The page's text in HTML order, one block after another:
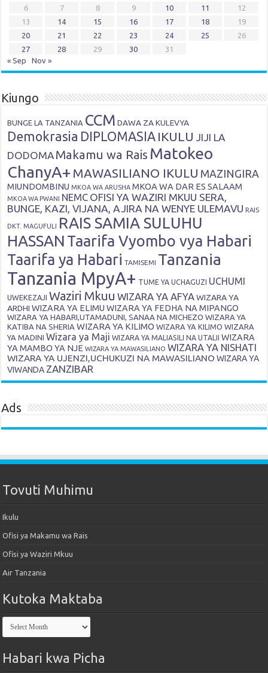
6
7 8 9 10 11
12
13
14 15 16 17 18
19
20
21 22 23 24 25
26
27
28 29 30
31
« Sep
Nov »
Kiungo
BUNGE LA TANZANIA CCM DAWA ZA KULEVYA
Demokrasia DIPLOMASIA IKULU JIJI LA
DODOMA Makamu wa Rais Matokeo
ChanyA+ MAWASILIANO IKULU MAZINGIRA
MIUNDOMBINU MKOA WA ARUSHA MKOA WA DAR ES SALAAM
MKOA WA PWANI NEMC OFISI YA WAZIRI MKUU SERA,
BUNGE, KAZI, VIJANA, AJIRA NA WENYE ULEMAVU RAIS
DKT. MAGUFULI RAIS SAMIA SULUHU
HASSAN Taarifa Vyombo vya Habari
Taarifa ya Habari TAMISEMI Tanzania
Tanzania MpyA+ TUME YA UCHAGUZI UCHUMI
UWEKEZAJI Waziri Mkuu WIZARA YA AFYA WIZARA YA
ARDHI WIZARA YA ELIMU WIZARA YA FEDHA NA MIPANGO
WIZARA YA HABARI,UTAMADUNI, SANAA NA MICHEZO WIZARA YA
KATIBA NA SHERIA WIZARA YA KILIMO WIZARA YA KILIMO WIZARA
YA MADINI Wizara ya Maji WIZARA YA MALIASILI NA UTALII WIZARA
YA MAMBO YA NJE WIZARA YA MAWASILIANO WIZARA YA NISHATI
WIZARA YA UJENZI,UCHUKUZI NA MAWASILIANO WIZARA YA
VIWANDA ZANZIBAR
Ads
Tovuti Muhimu
Ikulu
Ofisi ya Makamu wa Rais
Ofisi ya Waziri Mkuu
Air Tanzania
Kutoka Maktaba
Kutoka
Maktaba
Habari kwa Picha